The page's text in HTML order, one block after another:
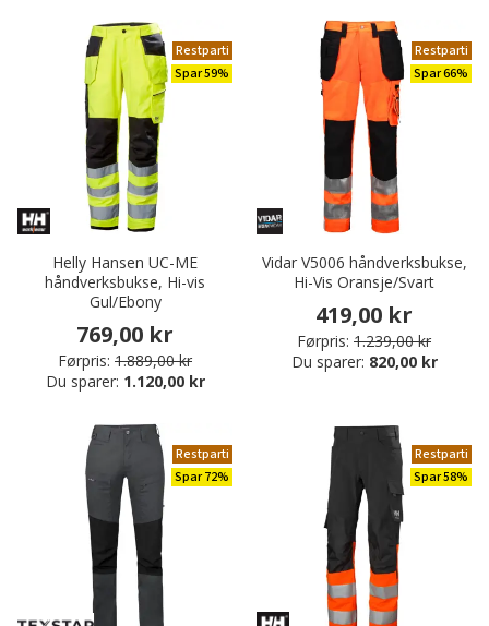
Restparti
Spar 59%
Helly Hansen UC-ME
håndverksbukse, Hi-vis
Gul/Ebony
769,00 kr
Førpris: 1.889,00 kr
Du sparer: 1.120,00 kr
Restparti
Spar 66%
Vidar V5006 håndverksbukse,
Hi-Vis Oransje/Svart
419,00 kr
Førpris: 1.239,00 kr
Du sparer: 820,00 kr
Restparti
Spar 72%
Restparti
Spar 58%